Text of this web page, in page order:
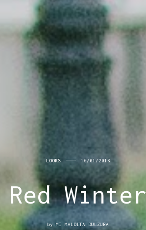
LOOKS 16/01/2018
Red Winter
by MI MALDITA DULZURA